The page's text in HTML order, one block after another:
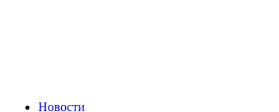
Новости